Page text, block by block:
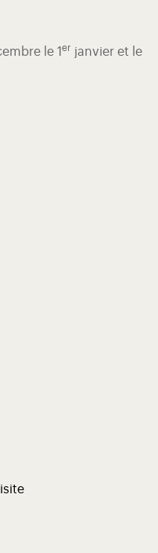
le 1 er janvier et le